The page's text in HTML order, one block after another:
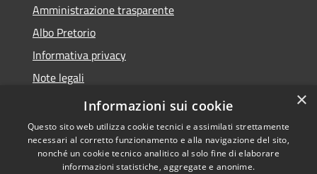
Amministrazione trasparente
Albo Pretorio
Informativa privacy
Note legali
Dichiarazione di accessibilità
Copyright © 2026 • Comune di
×
Informazioni sui cookie
Questo sito web utilizza cookie tecnici e assimilati strettamente
necessari al corretto funzionamento e alla navigazione del sito,
nonché un cookie tecnico analitico al solo fine di elaborare
informazioni statistiche, aggregate e anonime.